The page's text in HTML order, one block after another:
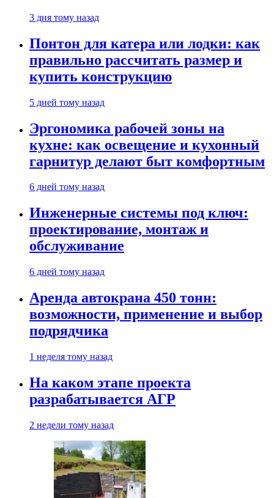
3 дня тому назад
Понтон для катера или лодки: как
правильно рассчитать размер и
купить конструкцию
5 дней тому назад
Эргономика рабочей зоны на
кухне: как освещение и кухонный
гарнитур делают быт комфортным
6 дней тому назад
Инженерные системы под ключ:
проектирование, монтаж и
обслуживание
6 дней тому назад
Аренда автокрана 450 тонн:
возможности, применение и выбор
подрядчика
1 неделя тому назад
На каком этапе проекта
разрабатывается АГР
2 недели тому назад